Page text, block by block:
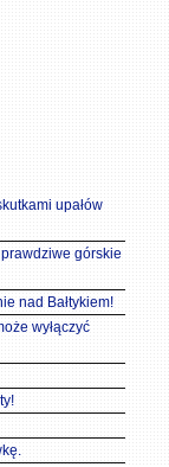
upałów
górskie
nad Bałtykiem!
wyłączyć